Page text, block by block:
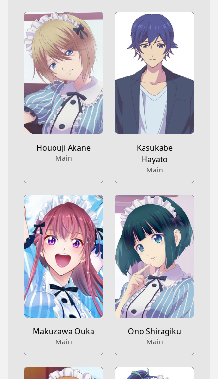
Hououji Akane
Main
Kasukabe
Hayato
Main
Makuzawa Ouka
Main
Ono Shiragiku
Main